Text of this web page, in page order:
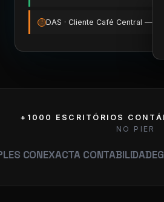
! DAS · Cliente Café Central —
+1000 ESCRITÓRIOS
NO PIER
EXACTA CONTABILIDADEGRUPO